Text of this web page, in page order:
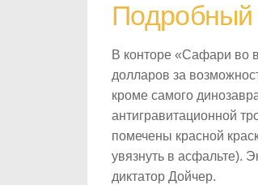
Подробный
В конторе «Сафари во
долларов за
кроме самого
антигравитационной
помечены красной
увязнуть в асфальте).
диктатор Дойчер.